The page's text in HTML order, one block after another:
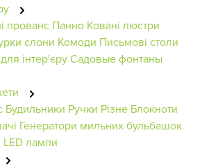
прованс Панно Ковані люстри
слони Комоди Письмові столи
інтер'єруСадовые фонтаны
Будильники Ручки Різне Блокноти
Генератори мильних бульбашок
LED лампи